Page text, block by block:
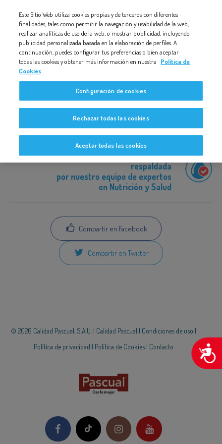
accesibilidad.
ESTIMULA-HABLA-BEBÉ-1
estimula-habla-bebé-1
Información revisada y
respaldada
por nuestro equipo de expertos
en Nutrición y Salud
Compartir en Facebook
Compartir en Twitter
© 2026 Calidad Pascual, S.A.U. | Calidad Pascual | Condiciones de uso |
Política de privacidad | Política de Cookies | Contacto
Este Sitio Web utiliza cookies propias y de terceros con diferentes
finalidades, tales como permitir la navegación y usabilidad de la web,
realizar analíticas de uso de la web, o mostrar publicidad, incluyendo
publicidad personalizada basada en la elaboración de perfiles. A
continuación, puedes configurar tus preferencias o bien aceptar
todas las cookies y obtener más información en nuestra
Política de
Cookies
Configuración de cookies
Rechazar todas las cookies
Aceptar todas las cookies